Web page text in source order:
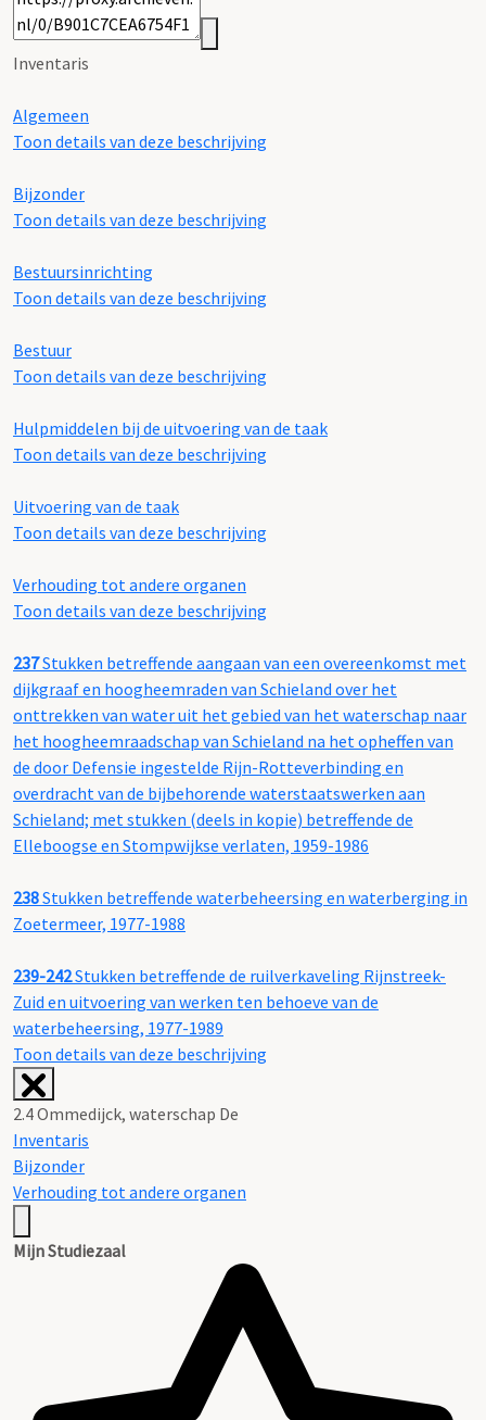
Inventaris
Algemeen
Toon details van deze beschrijving
Bijzonder
Toon details van deze beschrijving
Bestuursinrichting
Toon details van deze beschrijving
Bestuur
Toon details van deze beschrijving
Hulpmiddelen bij de uitvoering van de taak
Toon details van deze beschrijving
Uitvoering van de taak
Toon details van deze beschrijving
Verhouding tot andere organen
Toon details van deze beschrijving
237Stukken betreffende aangaan van een overeenkomst met
dijkgraaf en hoogheemraden van Schieland over het
onttrekken van water uit het gebied van het waterschap naar
het hoogheemraadschap van Schieland na het opheffen van
de door Defensie ingestelde Rijn-Rotteverbinding en
overdracht van de bijbehorende waterstaatswerken aan
Schieland; met stukken (deels in kopie) betreffende de
Elleboogse en Stompwijkse verlaten, 1959-1986
238Stukken betreffende waterbeheersing en waterberging in
Zoetermeer, 1977-1988
239-242Stukken betreffende de ruilverkaveling Rijnstreek-
Zuid en uitvoering van werken ten behoeve van de
waterbeheersing, 1977-1989
Toon details van deze beschrijving
2.4 Ommedijck, waterschap De
Inventaris
Bijzonder
Verhouding tot andere organen
Mijn Studiezaal